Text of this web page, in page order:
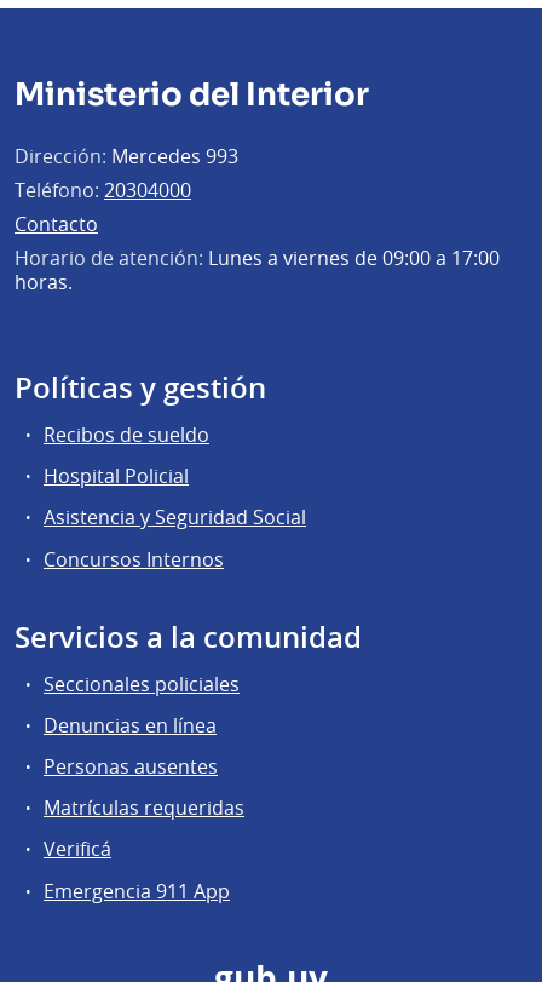
Ministerio del Interior
Dirección: Mercedes 993
Teléfono: 20304000
Contacto
Horario de atención: Lunes a viernes de 09:00 a 17:00
horas.
Políticas y gestión
Recibos de sueldo
Hospital Policial
Asistencia y Seguridad Social
Concursos Internos
Servicios a la comunidad
Seccionales policiales
Denuncias en línea
Personas ausentes
Matrículas requeridas
Verificá
Emergencia 911 App